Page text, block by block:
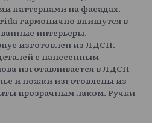
паттернами на фасадах.
гармонично впишутся в
интерьеры.
изготовлен из ЛДСП.
с нанесенным
изготавливается в ЛДСП
и ножки изготовлены из
прозрачным лаком. Ручки